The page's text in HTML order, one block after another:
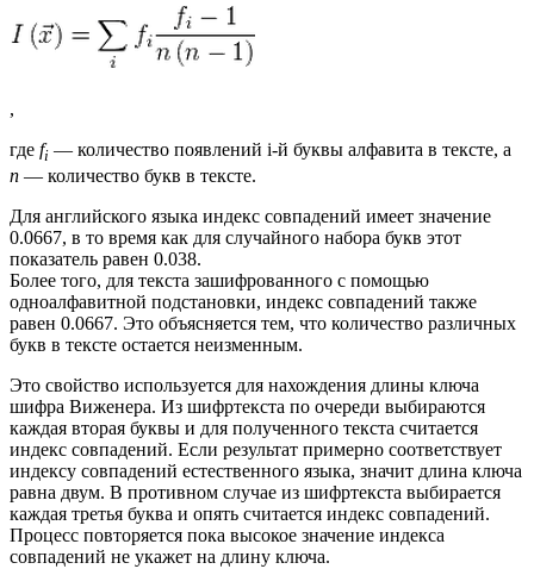
,
где fi — количество появлений i-й буквы алфавита в тексте, а
n — количество букв в тексте.
Для английского языка индекс совпадений имеет значение
0.0667, в то время как для случайного набора букв этот
показатель равен 0.038.
Более того, для текста зашифрованного с помощью
одноалфавитной подстановки, индекс совпадений также
равен 0.0667. Это объясняется тем, что количество различных
букв в тексте остается неизменным.
Это свойство используется для нахождения длины ключа
шифра Виженера. Из шифртекста по очереди выбираются
каждая вторая буквы и для полученного текста считается
индекс совпадений. Если результат примерно соответствует
индексу совпадений естественного языка, значит длина ключа
равна двум. В противном случае из шифртекста выбирается
каждая третья буква и опять считается индекс совпадений.
Процесс повторяется пока высокое значение индекса
совпадений не укажет на длину ключа.